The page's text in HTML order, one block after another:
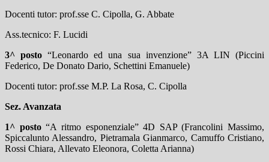
Docenti tutor: prof.sse C. Cipolla, G. Abbate
Ass.tecnico: F. Lucidi
3^ posto “Leonardo ed una sua invenzione” 3A LIN (Piccini
Federico, De Donato Dario, Schettini Emanuele)
Docenti tutor: prof.sse M.P. La Rosa, C. Cipolla
Sez. Avanzata
1^ posto“A ritmo esponenziale” 4D SAP (Francolini Massimo,
Spiccalunto Alessandro, Pietramala Gianmarco, Camuffo Cristiano,
Rossi Chiara, Allevato Eleonora, Coletta Arianna)